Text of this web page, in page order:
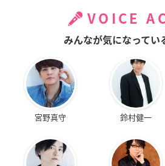
VOICE
みんなが気になってい
宮野真守 鈴村健一